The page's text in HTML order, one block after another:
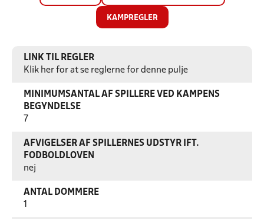
KAMPREGLER
LINK TIL REGLER
Klik her for at se reglerne for denne pulje
MINIMUMSANTAL AF SPILLERE VED KAMPENS
BEGYNDELSE
7
AFVIGELSER AF SPILLERNES UDSTYR IFT.
FODBOLDLOVEN
nej
ANTAL DOMMERE